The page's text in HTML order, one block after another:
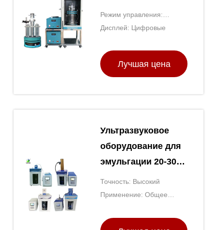
реактор Общее
лабораторное
Режим управления:
УправлениеДисплей: Цифровые
Лучшая цена
Ультразвуковое
оборудование для
эмульгации 20-30
КГц Ультразвуковое
лабораторное
Точность: Высокий
Применение: Общее